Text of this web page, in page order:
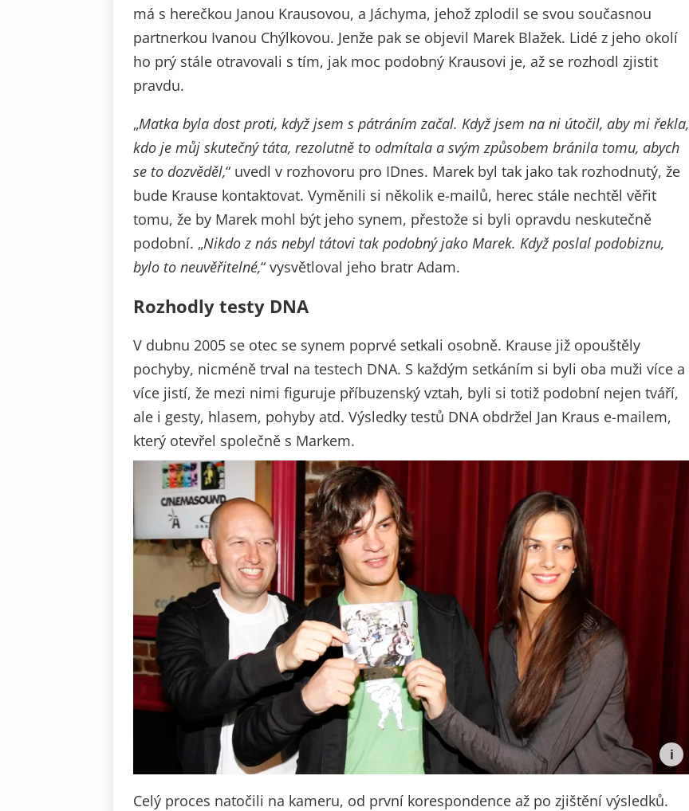
má s herečkou Janou Krausovou, a Jáchyma, jehož zplodil se svou současnou
partnerkou Ivanou Chýlkovou. Jenže pak se objevil Marek Blažek. Lidé z jeho okolí
ho prý stále otravovali s tím, jak moc podobný Krausovi je, až se rozhodl zjistit
pravdu.
„Matka byla dost proti, když jsem s pátráním začal. Když jsem na ni útočil, aby mi řekla,
kdo je můj skutečný táta, rezolutně to odmítala a svým způsobem bránila tomu, abych
se to dozvěděl,“ uvedl v rozhovoru pro IDnes. Marek byl tak jako tak rozhodnutý, že
bude Krause kontaktovat. Vyměnili si několik e-mailů, herec stále nechtěl věřit
tomu, že by Marek mohl být jeho synem, přestože si byli opravdu neskutečně
podobní. „Nikdo z nás nebyl tátovi tak podobný jako Marek. Když poslal podobiznu,
bylo to neuvěřitelné,“ vysvětloval jeho bratr Adam.
Rozhodly testy DNA
V dubnu 2005 se otec se synem poprvé setkali osobně. Krause již opouštěly
pochyby, nicméně trval na testech DNA. S každým setkáním si byli oba muži více a
více jistí, že mezi nimi figuruje příbuzenský vztah, byli si totiž podobní nejen tváří,
ale i gesty, hlasem, pohyby atd. Výsledky testů DNA obdržel Jan Kraus e-mailem,
který otevřel společně s Markem.
Celý proces natočili na kameru, od první korespondence až po zjištění výsledků.